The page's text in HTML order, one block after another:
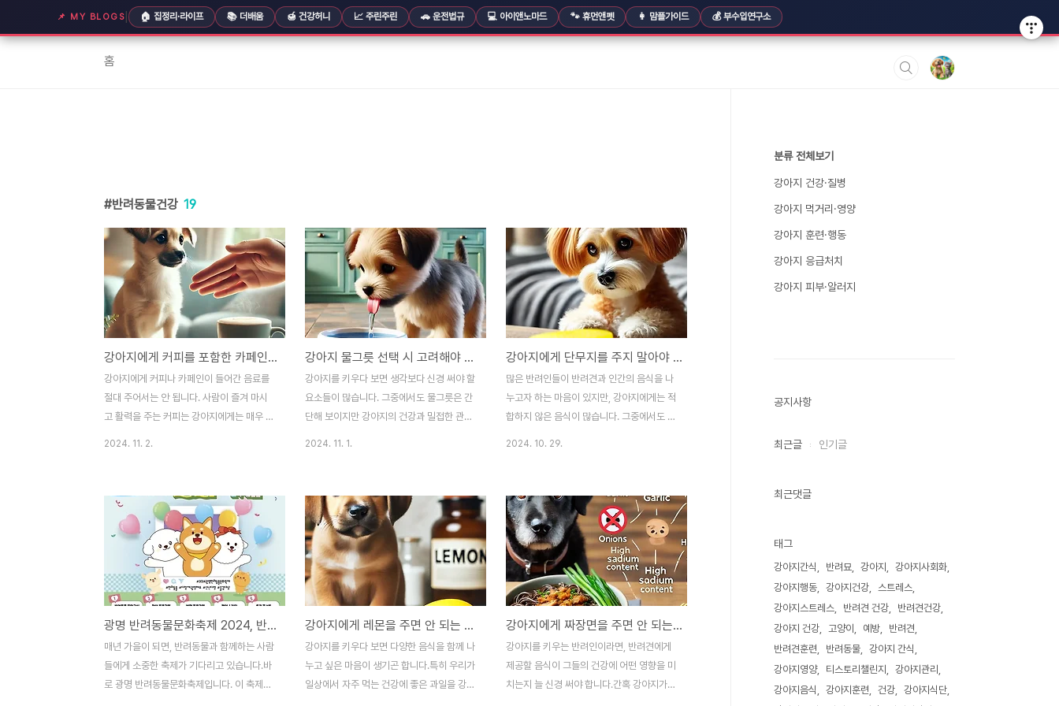
📌 MY BLOGS 🏠 집정리·라이프 📚 더배움 🍯 건강허니 📈 주린주린 🚗 운전법규 💻 아이앤노마드 🐾 휴먼앤펫 👩 맘플가이드 💰 부수입연구소
홈
반려동물건강 19
강아지에게 커피를 포함한 카페인이 들어간 음료는 절대 주어서는 안 됩니다
강아지에게 커피나 카페인이 들어간 음료를
절대 주어서는 안 됩니다. 사람이 즐겨 마시
고 활력을 주는 커피는 강아지에게는 매우 위
수 있는 대체 음료나 간식을 제공하는 것이
좋습니다.강아지가 커피를 마시면 왜 위험한
가요?커피의 주요 성분인 카페인은 강아지의
신경계에 빠르게 흡수되어 다양한 부작용을
일으킬 수 있습니다. 사람에게 각성과 집중력
을 높여주는 카페인은 강아지의 신체 구조상
해독 및 배출이 어려워 간과 신장에 큰 부담
을 주며, 강아지가 이를 분해하거나 배출하는
능력이 인간보다 훨씬 낮습니다. 이는 특히
작은 체구의 강아지에게 더 ..
2024. 11. 2.
강아지 물그릇 선택 시 고려해야 할 필수 팁과 가이드
강아지를 키우다 보면 생각보다 신경 써야 할
요소들이 많습니다. 그중에서도 물그릇은 간
단해 보이지만 강아지의 건강과 밀접한 관련
충분히 물을 마시지 않게 하거나, 불편함을
느끼게 할 수 있으며, 위생적으로도 문제가
생길 수 있습니다. 강아지의 물그릇은 단순히
물을 담아 놓는 용도가 아니라, 강아지의 물
마시는 습관과 위생 상태에 영향을 미치는 중
요한 도구입니다. 예를 들어, 물그릇의 높이
와 안정성은 강아지가 물을 마실 때 불편함을
덜 느끼게 하고, 나아가 탈수와 같은 건강 문
제를 예방하는 데도 기여할 수 있습니다. 그
렇다면 강아지에게 적..
2024. 11. 1.
강아지에게 단무지를 주지 말아야 하는 이유와 건강한 간식 대안
많은 반려인들이 반려견과 인간의 음식을 나
누고자 하는 마음이 있지만, 강아지에게는 적
합하지 않은 음식이 많습니다. 그중에서도 단
줄 수 있습니다. 이번 글에서는 단무지가 왜
강아지에게 위험한지에 대한 이유를 알아보
고, 강아지에게 안전한 대체 간식을 소개하겠
습니다.강아지에게 단무지가 위험한 이유1.
높은 나트륨 함량단무지는 절임 과정에서 소
금이 많이 첨가되기 때문에 나트륨 함량이 매
우 높습니다. 인간에게는 적당한 소금량이지
만, 강아지는 사람보다 훨씬 적은 나트륨을
필요로 합니다. 따라서, 단무지에 포함된 나
트륨은 강아지에게 과도하게 작용할 ..
2024. 10. 29.
광명 반려동물문화축제 2024, 반려동물과 함께하는 특별한 하루의 시작
매년 가을이 되면, 반려동물과 함께하는 사람
들에게 소중한 축제가 기다리고 있습니다.바
로 광명 반려동물문화축제입니다. 이 축제는
강아지에게 레몬을 주면 안 되는 이유와 대체 간식 추천
강아지를 키우다 보면 다양한 음식을 함께 나
누고 싶은 마음이 생기곤 합니다.특히 우리가
일상에서 자주 먹는 건강에 좋은 과일을 강아
강아지에게 짜장면을 주면 안 되는 이유와 안전한 대체 간식 추천
강아지를 키우는 반려인이라면, 반려견에게
제공할 음식이 그들의 건강에 어떤 영향을 미
치는지 늘 신경 써야 합니다.간혹 강아지가
분류 전체보기
강아지 건강·질병
강아지 먹거리·영양
강아지 훈련·행동
강아지 응급처치
강아지 피부·알러지
공지사항
최근글 인기글
최근댓글
태그
강아지간식 반려묘 강아지
강아지사회화
강아지행동
강아지건강
스트레스
강아지스트레스
반려견 건강
반려견건강
강아지 건강
고양이 예방
반려견
반려견훈련
반려동물
강아지 간식
강아지영양
티스토리챌린지
강아지관리
강아지음식
강아지훈련 건강
강아지식단